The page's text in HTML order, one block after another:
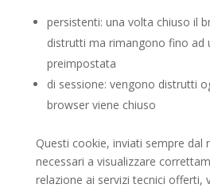
persistenti: una volta chiuso il
distrutti ma rimangono fino ad
preimpostata
di sessione: vengono distrutti
browser viene chiuso
Questi cookie, inviati sempre
necessari a visualizzare
relazione ai servizi tecnici offerti,